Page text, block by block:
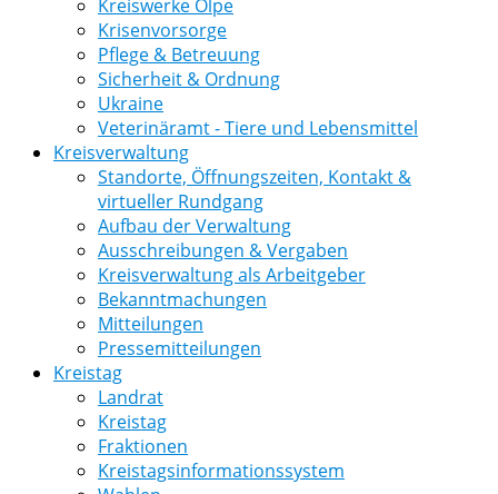
Kreiswerke Olpe
Krisenvorsorge
Pflege & Betreuung
Sicherheit & Ordnung
Ukraine
Veterinäramt - Tiere und Lebensmittel
Kreisverwaltung
Standorte, Öffnungszeiten, Kontakt &
virtueller Rundgang
Aufbau der Verwaltung
Ausschreibungen & Vergaben
Kreisverwaltung als Arbeitgeber
Bekanntmachungen
Mitteilungen
Pressemitteilungen
Kreistag
Landrat
Kreistag
Fraktionen
Kreistagsinformationssystem